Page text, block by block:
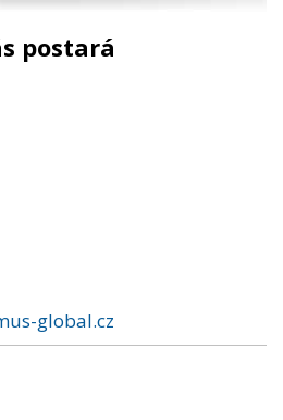
postará
global.cz